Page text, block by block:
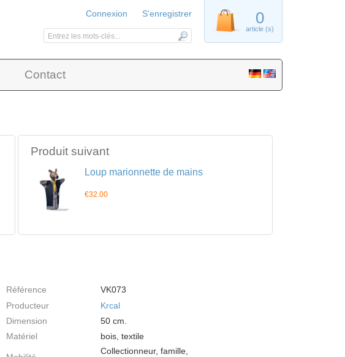
Contact
Produit suivant
Loup marionnette de mains
€32.00
Référence
VK073
Producteur
Krcal
Dimension
50 cm.
Matériel
bois, textile
Collectionneur, famille,
0
article (s)
Connexion S'enregistrer